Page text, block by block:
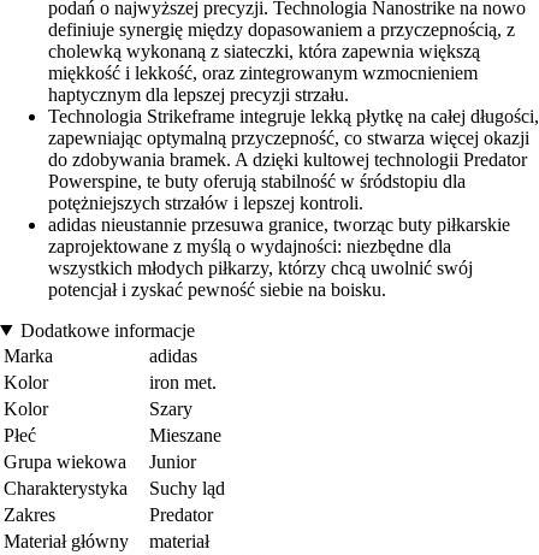
podań o najwyższej precyzji. Technologia Nanostrike na nowo
definiuje synergię między dopasowaniem a przyczepnością, z
cholewką wykonaną z siateczki, która zapewnia większą
miękkość i lekkość, oraz zintegrowanym wzmocnieniem
haptycznym dla lepszej precyzji strzału.
Technologia Strikeframe integruje lekką płytkę na całej długości,
zapewniając optymalną przyczepność, co stwarza więcej okazji
do zdobywania bramek. A dzięki kultowej technologii Predator
Powerspine, te buty oferują stabilność w śródstopiu dla
potężniejszych strzałów i lepszej kontroli.
adidas nieustannie przesuwa granice, tworząc buty piłkarskie
zaprojektowane z myślą o wydajności: niezbędne dla
wszystkich młodych piłkarzy, którzy chcą uwolnić swój
potencjał i zyskać pewność siebie na boisku.
Dodatkowe informacje
Marka
adidas
Kolor
iron met.
Kolor
Szary
Płeć
Mieszane
Grupa wiekowa
Junior
Charakterystyka
Suchy ląd
Zakres
Predator
Materiał główny
materiał